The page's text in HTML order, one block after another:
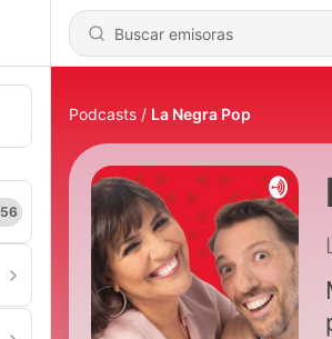
Podcasts La Negra Pop